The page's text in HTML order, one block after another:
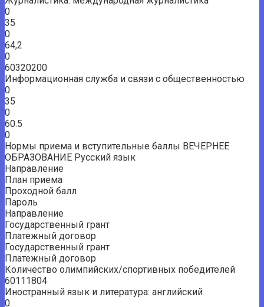
0
35
0
64,2
0
60320200
Информационная служба и связи с общественностью
0
35
0
60.5
0
Нормы приема и вступительные баллы ВЕЧЕРНЕЕ
ОБРАЗОВАНИЕ Русский язык
Направление
План приема
Проходной балл
Пароль
Направление
Государственный грант
Платежный договор
Государственный грант
Платежный договор
Количество олимпийских/спортивных победителей
60111804
Иностранный язык и литература: английский
0